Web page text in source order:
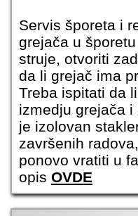
Servis šporeta i
grejača u
struje, otvoriti
da li grejač ima
Treba ispitati da
izmedju grejača
je izolovan
završenih
ponovo vratiti u
opis OVDE